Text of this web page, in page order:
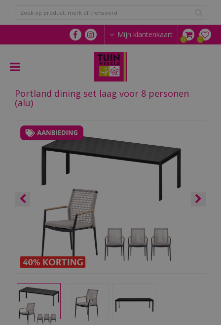
n
a
Mijn klantenkaart
Portland dining set laag voor 8 personen
(alu)